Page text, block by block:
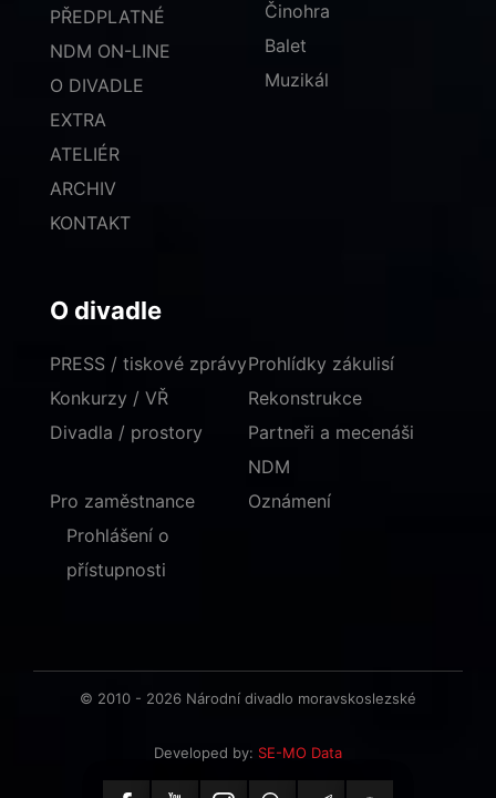
PŘEDPLATNÉ
NDM ON-LINE
O DIVADLE
EXTRA
ATELIÉR
ARCHIV
KONTAKT
Činohra
Balet
Muzikál
O divadle
PRESS / tiskové zprávy
Konkurzy / VŘ
Divadla / prostory
Prohlídky zákulisí
Rekonstrukce
Partneři a mecenáši
NDM
Pro zaměstnance
Oznámení
Prohlášení o
přístupnosti
© 2010 - 2026 Národní divadlo moravskoslezské
Developed by: SE-MO Data